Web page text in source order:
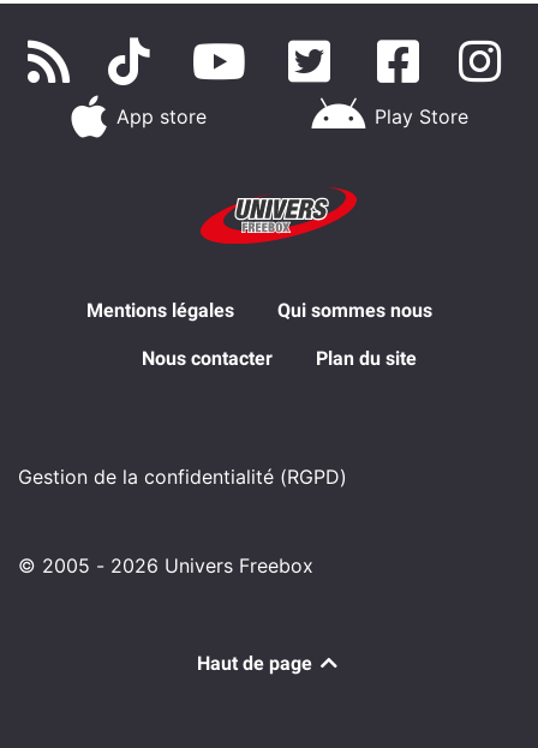
App store Play Store
Mentions légales Qui sommes nous
Nous contacter Plan du site
Gestion de la confidentialité (RGPD)
© 2005 - 2026 Univers Freebox
Haut de page